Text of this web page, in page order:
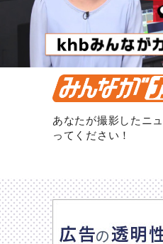
あなたが撮影したニ
ってください！